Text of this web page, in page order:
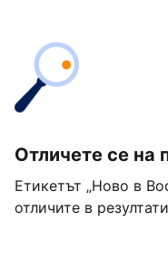
Отличете се на
Етикетът „Ново в
отличите в